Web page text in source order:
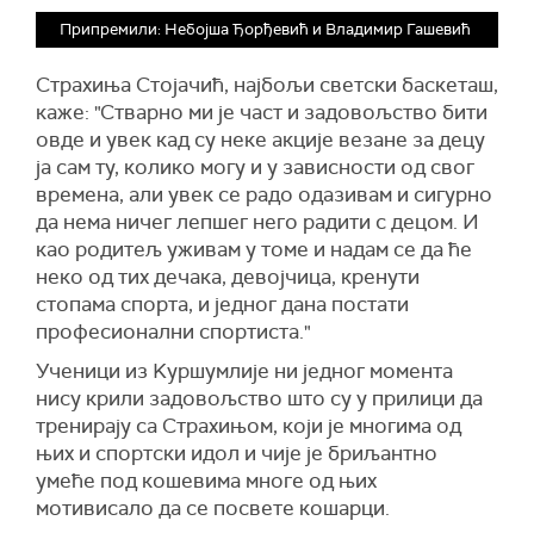
Припремили: Небојша Ђорђевић и Владимир Гашевић
Страхиња Стојачић, најбољи светски баскеташ,
каже: "Стварно ми је част и задовољство бити
овде и увек кад су неке акције везане за децу
ја сам ту, колико могу и у зависности од свог
времена, али увек се радо одазивам и сигурно
да нема ничег лепшег него радити с децом. И
као родитељ уживам у томе и надам се да ће
неко од тих дечака, девојчица, кренути
стопама спорта, и једног дана постати
професионални спортиста."
Ученици из Kуршумлије ни једног момента
нису крили задовољство што су у прилици да
тренирају са Страхињом, који је многима од
њих и спортски идол и чије је бриљантно
умеће под кошевима многе од њих
мотивисало да се посвете кошарци.